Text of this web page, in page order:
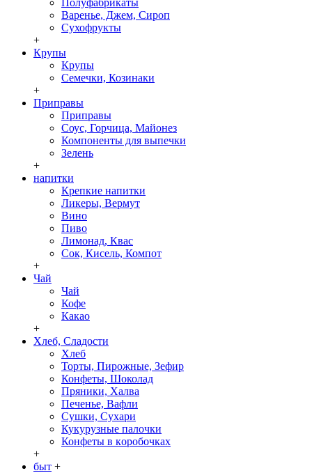
Полуфабрикаты
Варенье, Джем, Сироп
Сухофрукты
+
Крупы
Крупы
Семечки, Козинаки
+
Приправы
Приправы
Соус, Горчица, Майонез
Компоненты для выпечки
Зелень
+
напитки
Крепкие напитки
Ликеры, Вермут
Вино
Пиво
Лимонад, Квас
Сок, Кисель, Компот
+
Чай
Чай
Кофе
Какао
+
Хлеб, Сладости
Хлеб
Торты, Пирожные, Зефир
Конфеты, Шоколад
Пряники, Халва
Печенье, Вафли
Сушки, Сухари
Кукурузные палочки
Конфеты в кoробочках
+
быт +